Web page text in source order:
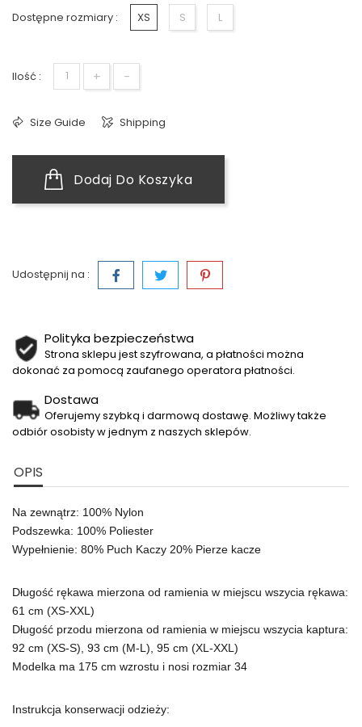
Dostępne rozmiary : XS S L
Ilość : + -
Size Guide Shipping
Dodaj Do Koszyka
Udostępnij na :
Polityka bezpieczeństwa
Strona sklepu jest szyfrowana, a płatności można
dokonać za pomocą zaufanego operatora płatności.
Dostawa
Oferujemy szybką i darmową dostawę. Możliwy także
odbiór osobisty w jednym z naszych sklepów.
OPIS
Na zewnątrz: 100% Nylon
Podszewka: 100% Poliester
Wypełnienie: 80% Puch Kaczy 20% Pierze kacze
Długość rękawa mierzona od ramienia w miejscu wszycia rękawa:
61 cm (XS-XXL)
Długość przodu mierzona od ramienia w miejscu wszycia kaptura:
92 cm (XS-S), 93 cm (M-L), 95 cm (XL-XXL)
Modelka ma 175 cm wzrostu i nosi rozmiar 34
Instrukcja konserwacji odzieży: